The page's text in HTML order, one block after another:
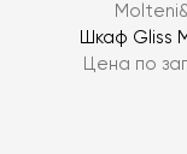
Шкаф Gliss
Цена по